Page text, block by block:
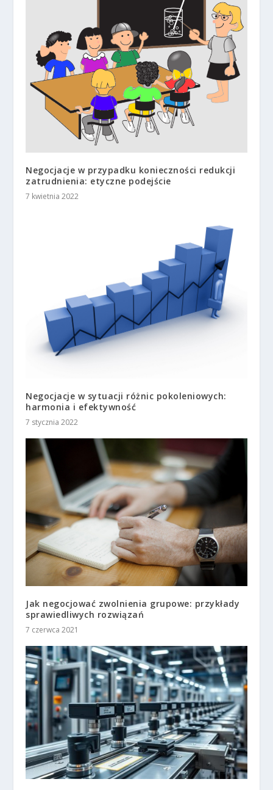
Negocjacje w przypadku konieczności redukcji
zatrudnienia: etyczne podejście
7 kwietnia 2022
Negocjacje w sytuacji różnic pokoleniowych:
harmonia i efektywność
7 stycznia 2022
Jak negocjować zwolnienia grupowe: przykłady
sprawiedliwych rozwiązań
7 czerwca 2021